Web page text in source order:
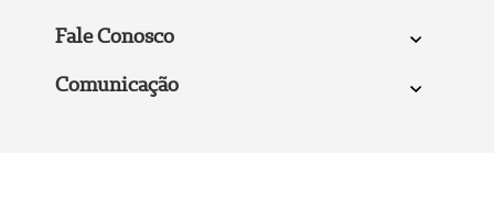
Fale Conosco
Comunicação